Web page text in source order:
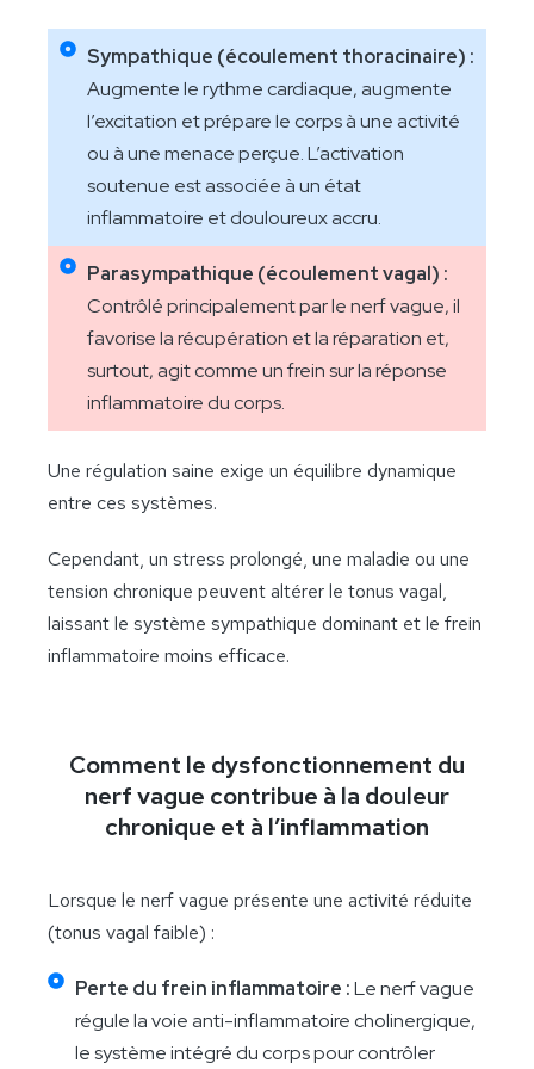
Sympathique (écoulement thoracinaire) :
Augmente le rythme cardiaque, augmente
l’excitation et prépare le corps à une activité
ou à une menace perçue. L’activation
soutenue est associée à un état
inflammatoire et douloureux accru.
Parasympathique (écoulement vagal) :
Contrôlé principalement par le nerf vague, il
favorise la récupération et la réparation et,
surtout, agit comme un frein sur la réponse
inflammatoire du corps.
Une régulation saine exige un équilibre dynamique
entre ces systèmes.
Cependant, un stress prolongé, une maladie ou une
tension chronique peuvent altérer le tonus vagal,
laissant le système sympathique dominant et le frein
inflammatoire moins efficace.
Comment le dysfonctionnement du
nerf vague contribue à la douleur
chronique et à l’inflammation
Lorsque le nerf vague présente une activité réduite
(tonus vagal faible) :
Perte du frein inflammatoire :Le nerf vague
régule la voie anti-inflammatoire cholinergique,
le système intégré du corps pour contrôler